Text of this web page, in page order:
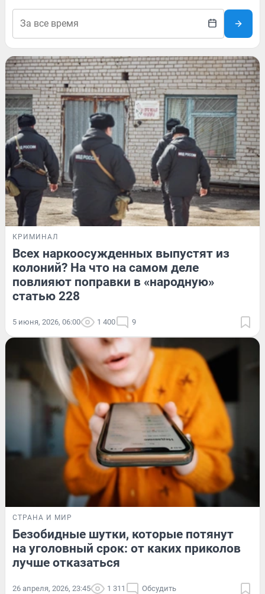
КРИМИНАЛ
Всех наркоосужденных выпустят из
колоний? На что на самом деле
повлияют поправки в «народную»
статью 228
5 июня, 2026, 06:00 1 400 9
СТРАНА И МИР
Безобидные шутки, которые потянут
на уголовный срок: от каких приколов
лучше отказаться
26 апреля, 2026, 23:45 1 311 Обсудить